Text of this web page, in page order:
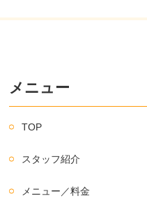
メニュー
TOP
スタッフ紹介
メニュー／料金